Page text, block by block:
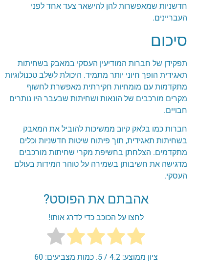
חדשניות שמאפשרות להן להישאר צעד אחד לפני
העבריינים.
סיכום
תפקידן של חברות המודיעין העסקי במאבק בשחיתות
תאגידית הופך חיוני יותר מתמיד. היכולת לשלב טכנולוגיות
מתקדמות עם מומחיות חקירתית מאפשרת לחשוף
מקרים מורכבים של הונאות ושחיתות שבעבר היו נותרים
חבויים.
חברות כמו בלאק קיוב ממשיכות להוביל את המאבק
בשחיתות תאגידית, תוך פיתוח שיטות חדשניות וכלים
מתקדמים. הצלחתן בחשיפת מקרי שחיתות מורכבים
מדגישה את חשיבותן בשמירה על טוהר המידות בעולם
העסקי.
אהבתם את הפוסט?
לחצו על הכוכב כדי לדרג אותו!
ציון ממוצע: 4.2 / 5. כמות מצביעים: 60